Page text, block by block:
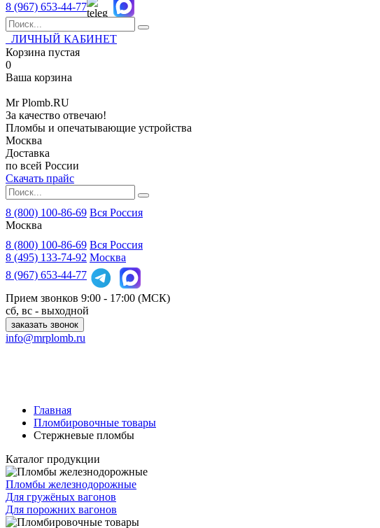
8 (967) 653-44-77
ЛИЧНЫЙ КАБИНЕТ
Корзина пустая
0
Ваша корзина
MrPlomb.RU
За качество отвечаю!
Пломбы и опечатывающие устройства
Москва
Доставка
по всей России
Скачать прайс
8 (800) 100-86-69 Вся Россия
Москва
8 (800) 100-86-69 Вся Россия
8 (495) 133-74-92 Москва
8 (967) 653-44-77
Прием звонков 9:00 - 17:00 (МСК)
сб, вс - выходной
заказать звонок
info@mrplomb.ru
Главная
Пломбировочные товары
Стержневые пломбы
Каталог продукции
Пломбы железнодорожные
Для гружёных вагонов
Для порожних вагонов